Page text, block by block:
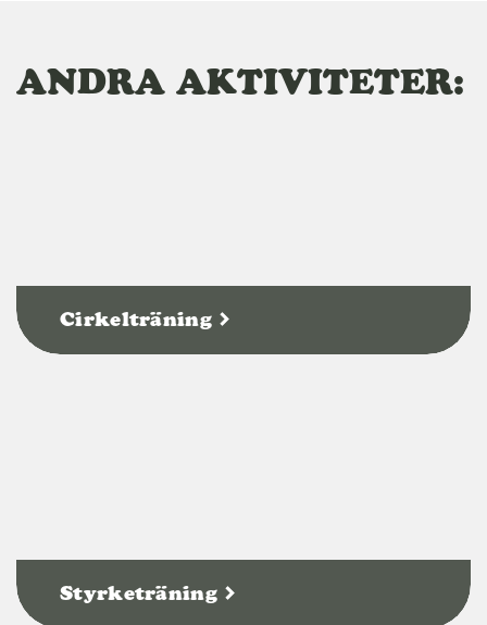
ANDRA AKTIVITETER:
Cirkelträning
Styrketräning